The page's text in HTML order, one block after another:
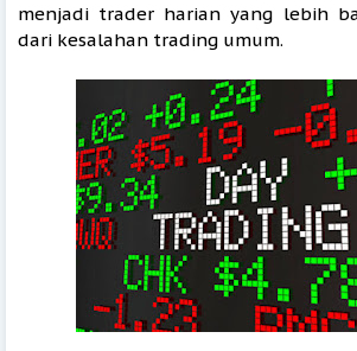
menjadi trader harian yang lebih
dari kesalahan trading umum.